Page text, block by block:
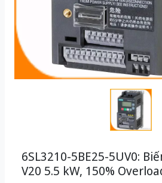
6SL3210-5BE25-5UV0:
V20 5.5 kW, 150%